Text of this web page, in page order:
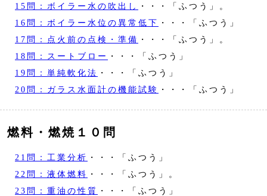
15問：ボイラー水の吹出し
・・・「ふつう」。
16問：ボイラー水位の異常低下 ・・・「ふつう」
17問：点火前の点検・準備 ・・・「ふつう」。
18問：スートブロー
・・・「ふつう」
19問：単純軟化法 ・・・「ふつう」
20問：ガラス水面計の機能試験 ・・・「ふつう」
燃料・燃焼１０問
21問：工業分析 ・・・「ふつう」
22問：液体燃料 ・・・「ふつう」。
23問：重油の性質 ・・・「ふつう」